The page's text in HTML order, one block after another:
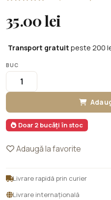
35.00 lei
Transport gratuit peste 200
BUC
Doar 2 bucăți în stoc
Adaugă la favorite
Livrare rapidă prin curier
Livrare internațională